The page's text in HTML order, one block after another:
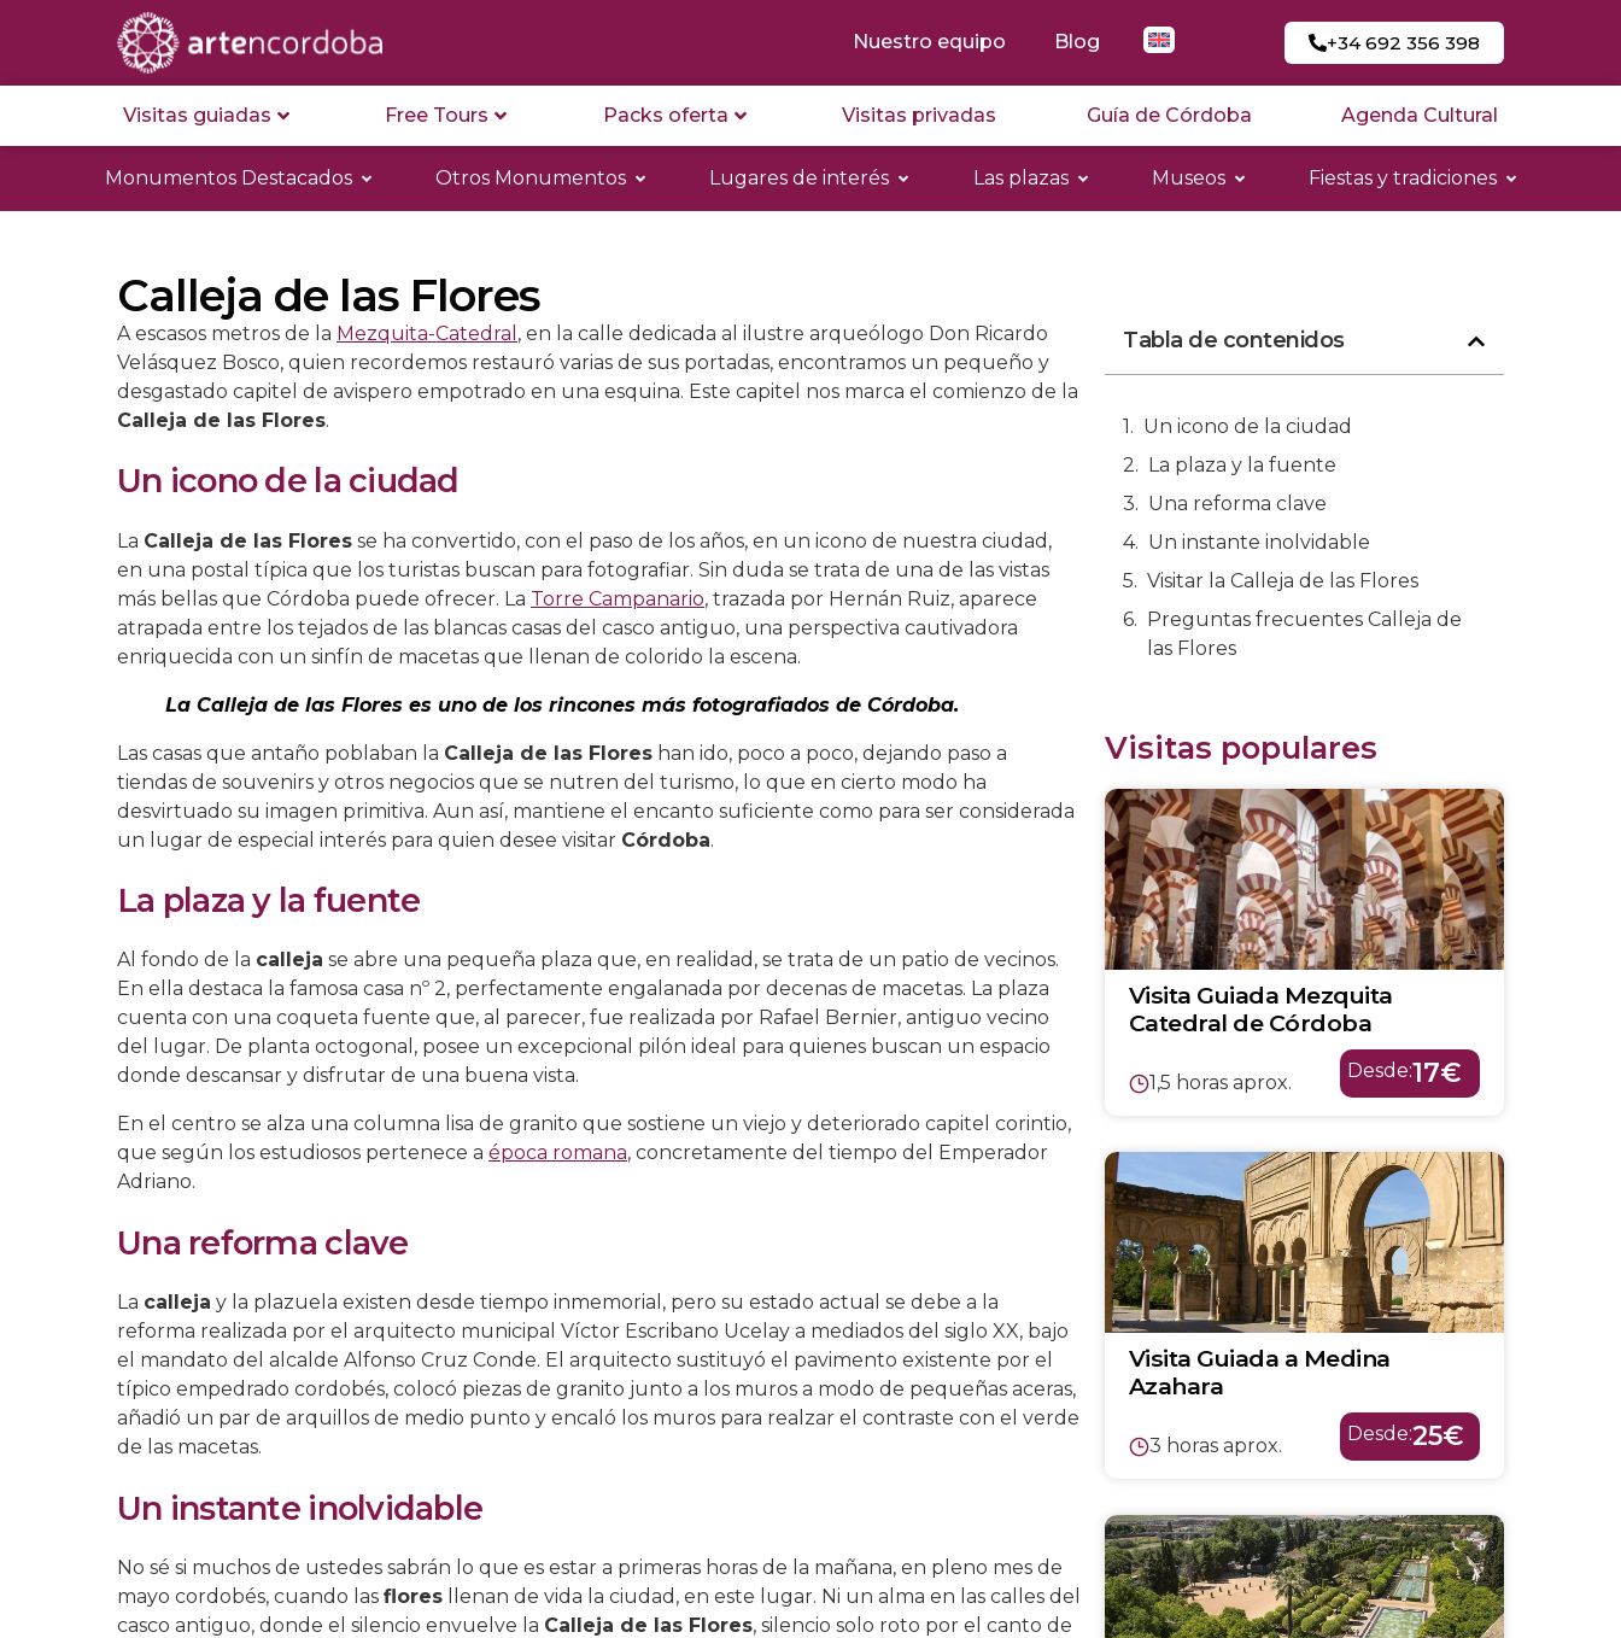
Nuestro equipo Blog +34 692 356 398
Visitas guiadas Free Tours Packs oferta Visitas privadas Guía de Córdoba Agenda Cultural
Monumentos Destacados Otros Monumentos Lugares de interés Las plazas Museos Fiestas y tradiciones
Calleja de las Flores
A escasos metros de la Mezquita-Catedral , en la calle dedicada al ilustre arqueólogo Don Ricardo
Velásquez Bosco, quien recordemos restauró varias de sus portadas, encontramos un pequeño y
desgastado capitel de avispero empotrado en una esquina. Este capitel nos marca el comienzo de la
Calleja de las Flores.
Un icono de la ciudad
La Calleja de las Flores se ha convertido, con el paso de los años, en un icono de nuestra ciudad,
en una postal típica que los turistas buscan para fotografiar. Sin duda se trata de una de las vistas
más bellas que Córdoba puede ofrecer. La Torre Campanario, trazada por Hernán Ruiz, aparece
atrapada entre los tejados de las blancas casas del casco antiguo, una perspectiva cautivadora
enriquecida con un sinfín de macetas que llenan de colorido la escena.
La Calleja de las Flores es uno de los rincones más fotografiados de Córdoba.
Las casas que antaño poblaban la Calleja de las Flores han ido, poco a poco, dejando paso a
tiendas de souvenirs y otros negocios que se nutren del turismo, lo que en cierto modo ha
desvirtuado su imagen primitiva. Aun así, mantiene el encanto suficiente como para ser considerada
un lugar de especial interés para quien desee visitar Córdoba.
La plaza y la fuente
Al fondo de la calleja se abre una pequeña plaza que, en realidad, se trata de un patio de vecinos.
En ella destaca la famosa casa nº 2, perfectamente engalanada por decenas de macetas. La plaza
cuenta con una coqueta fuente que, al parecer, fue realizada por Rafael Bernier, antiguo vecino
del lugar. De planta octogonal, posee un excepcional pilón ideal para quienes buscan un espacio
donde descansar y disfrutar de una buena vista.
En el centro se alza una columna lisa de granito que sostiene un viejo y deteriorado capitel corintio,
que según los estudiosos pertenece a época romana, concretamente del tiempo del Emperador
Adriano.
Una reforma clave
La calleja y la plazuela existen desde tiempo inmemorial, pero su estado actual se debe a la
reforma realizada por el arquitecto municipal Víctor Escribano Ucelay a mediados del siglo XX, bajo
el mandato del alcalde Alfonso Cruz Conde. El arquitecto sustituyó el pavimento existente por el
típico empedrado cordobés, colocó piezas de granito junto a los muros a modo de pequeñas aceras,
añadió un par de arquillos de medio punto y encaló los muros para realzar el contraste con el verde
de las macetas.
Un instante inolvidable
No sé si muchos de ustedes sabrán lo que es estar a primeras horas de la mañana, en pleno mes de
mayo cordobés, cuando las flores llenan de vida la ciudad, en este lugar. Ni un alma en las calles del
casco antiguo, donde el silencio envuelve la Calleja de las Flores, silencio solo roto por el canto de
Tabla de contenidos
Un icono de la ciudad
La plaza y la fuente
Una reforma clave
Un instante inolvidable
Visitar la Calleja de las Flores
Preguntas frecuentes Calleja de
las Flores
Visitas populares
Visita Guiada Mezquita
Catedral de Córdoba
1,5 horas aprox.
Desde:17€
Visita Guiada a Medina
Azahara
3 horas aprox.
Desde:25€